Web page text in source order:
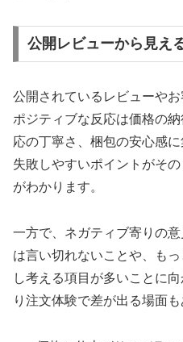
公開レビューから見え
公開されているレビューや
ポジティブな反応は価格の
応の丁寧さ、梱包の安心感
失敗しやすいポイントがそ
がわかります。
一方で、ネガティブ寄りの
は言い切れないことや、も
し考える項目が多いことに
り注文体験で差が出る場面も